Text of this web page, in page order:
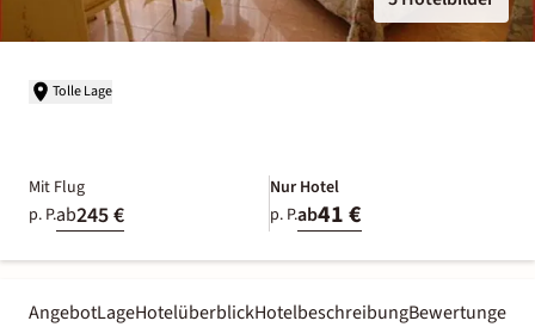
Tolle Lage
Mit Flug
p. P.ab245 €
Nur Hotel
p. P.ab41 €
AngebotLageHotelüberblickHotelbeschreibungBewertungen